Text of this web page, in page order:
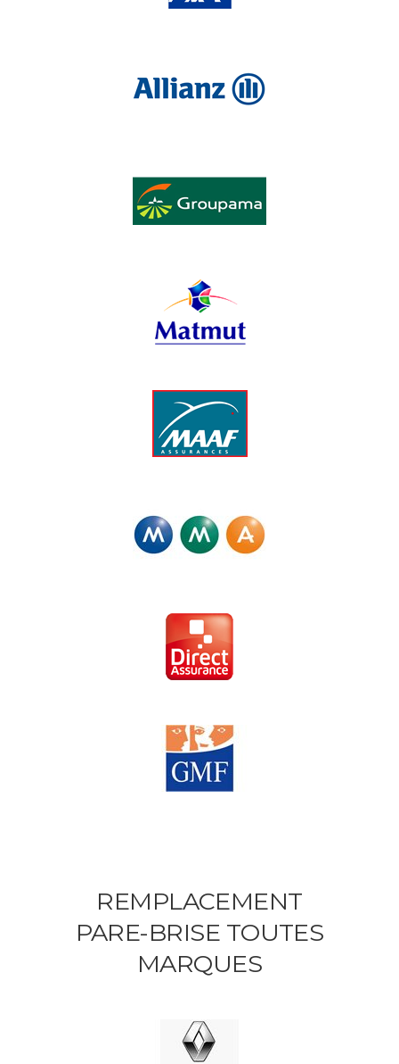
REMPLACEMENT
PARE-BRISE TOUTES
MARQUES